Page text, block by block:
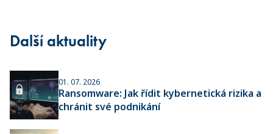
Další aktuality
01. 07. 2026
Ransomware: Jak řídit kybernetická rizika a
chránit své podnikání